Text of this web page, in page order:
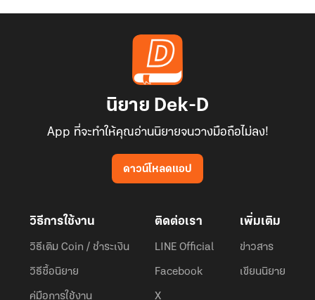
นิยาย Dek-D
App ที่จะทำให้คุณอ่านนิยายจนวางมือถือไม่ลง!
ดาวน์โหลดแอป
วิธีการใช้งาน
วิธีเติม Coin / ชำระเงิน
วิธีซื้อนิยาย
คู่มือการใช้งาน
ติดต่อเรา
LINE Official
Facebook
X
เพิ่มเติม
ข่าวสาร
เขียนนิยาย